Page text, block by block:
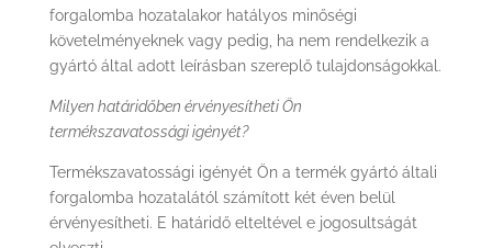
forgalomba hozatalakor hatályos minőségi
követelményeknek vagy pedig, ha nem rendelkezik a
gyártó által adott leírásban szereplő tulajdonságokkal.
Milyen határidőben érvényesítheti Ön
termékszavatossági igényét?
Termékszavatossági igényét Ön a termék gyártó általi
forgalomba hozatalától számított két éven belül
érvényesítheti. E határidő elteltével e jogosultságát